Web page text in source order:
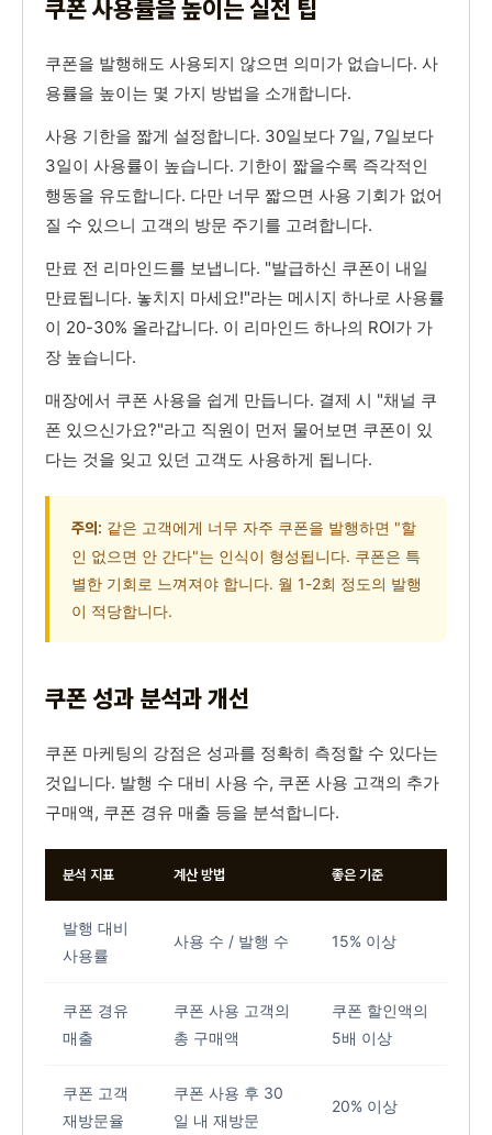
쿠폰 사용률을 높이는 실전 팁
쿠폰을 발행해도 사용되지 않으면 의미가 없습니다. 사
용률을 높이는 몇 가지 방법을 소개합니다.
사용 기한을 짧게 설정합니다. 30일보다 7일, 7일보다
3일이 사용률이 높습니다. 기한이 짧을수록 즉각적인
행동을 유도합니다. 다만 너무 짧으면 사용 기회가 없어
질 수 있으니 고객의 방문 주기를 고려합니다.
만료 전 리마인드를 보냅니다. "발급하신 쿠폰이 내일
만료됩니다. 놓치지 마세요!"라는 메시지 하나로 사용률
이 20-30% 올라갑니다. 이 리마인드 하나의 ROI가 가
장 높습니다.
매장에서 쿠폰 사용을 쉽게 만듭니다. 결제 시 "채널 쿠
폰 있으신가요?"라고 직원이 먼저 물어보면 쿠폰이 있
다는 것을 잊고 있던 고객도 사용하게 됩니다.
주의: 같은 고객에게 너무 자주 쿠폰을 발행하면 "할
인 없으면 안 간다"는 인식이 형성됩니다. 쿠폰은 특
별한 기회로 느껴져야 합니다. 월 1-2회 정도의 발행
이 적당합니다.
쿠폰 성과 분석과 개선
쿠폰 마케팅의 강점은 성과를 정확히 측정할 수 있다는
것입니다. 발행 수 대비 사용 수, 쿠폰 사용 고객의 추가
구매액, 쿠폰 경유 매출 등을 분석합니다.
분석 지표 계산 방법 좋은 기준
발행 대비
사용률
사용 수 / 발행 수 15% 이상
쿠폰 경유
매출
쿠폰 사용 고객의
총 구매액
쿠폰 할인액의
5배 이상
쿠폰 고객
재방문율
쿠폰 사용 후 30
일 내 재방문
20% 이상